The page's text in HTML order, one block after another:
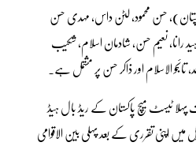
حسن محمود، لٹن داس، مہدی حسن
رانا، نعیم حسن، شادمان اسلام، شکیب
الاسلام اور ذاکر حسن پر مشتمل ہے۔
ٹیسٹ میچ پاکستان کے ریڈ بال ہیڈ
اپنی تقرری کے بعد پہلی بین الاقوامی